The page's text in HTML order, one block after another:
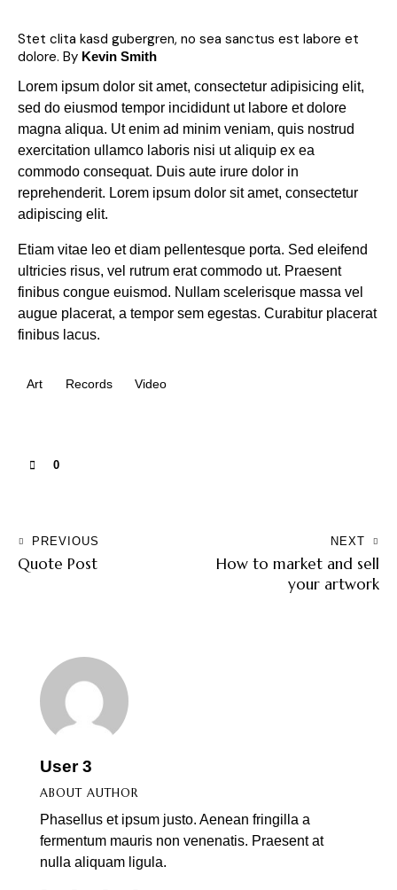
Stet clita kasd gubergren, no sea sanctus est labore et
dolore. By Kevin Smith
Lorem ipsum dolor sit amet, consectetur adipisicing elit,
sed do eiusmod tempor incididunt ut labore et dolore
magna aliqua. Ut enim ad minim veniam, quis nostrud
exercitation ullamco laboris nisi ut aliquip ex ea
commodo consequat. Duis aute irure dolor in
reprehenderit. Lorem ipsum dolor sit amet, consectetur
adipiscing elit.
Etiam vitae leo et diam pellentesque porta. Sed eleifend
ultricies risus, vel rutrum erat commodo ut. Praesent
finibus congue euismod. Nullam scelerisque massa vel
augue placerat, a tempor sem egestas. Curabitur placerat
finibus lacus.
Art Records Video
0
PREVIOUS
Quote Post
NEXT
How to market and sell
your artwork
User 3
ABOUT AUTHOR
Phasellus et ipsum justo. Aenean fringilla a
fermentum mauris non venenatis. Praesent at
nulla aliquam ligula.